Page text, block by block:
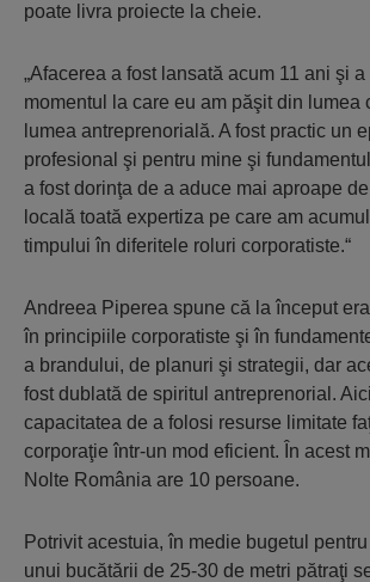
poate livra proiecte la cheie.
„Afacerea a fost lansată acum 11 ani şi
momentul la care eu am păşit din lumea
lumea antreprenorială. A fost practic un
profesional şi pentru mine şi
a fost dorinţa de a aduce mai aproape
locală toată expertiza pe care am
timpului în diferitele roluri corporatiste.“
Andreea Piperea spune că la început
în principiile corporatiste şi în
a brandului, de planuri şi strategii, dar
fost dublată de spiritul antreprenorial.
capacitatea de a folosi resurse limitate
corporaţie într-un mod eficient. În acest
Nolte România are 10 persoane.
Potrivit acestuia, în medie bugetul
unui bucătării de 25-30 de metri pătraţi